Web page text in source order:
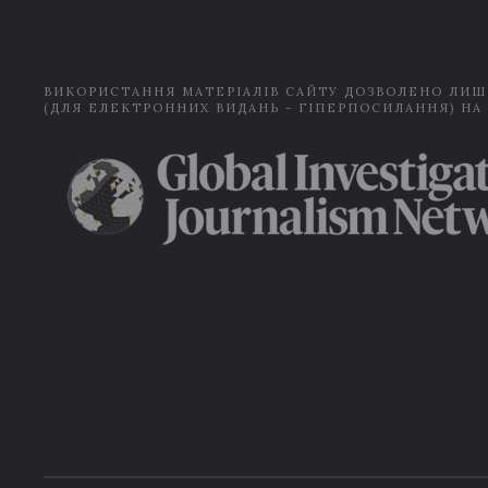
ВИКОРИСТАННЯ МАТЕРІАЛІВ САЙТУ ДОЗВОЛЕНО
(ДЛЯ ЕЛЕКТРОННИХ ВИДАНЬ - ГІПЕРПОСИЛАННЯ) НА